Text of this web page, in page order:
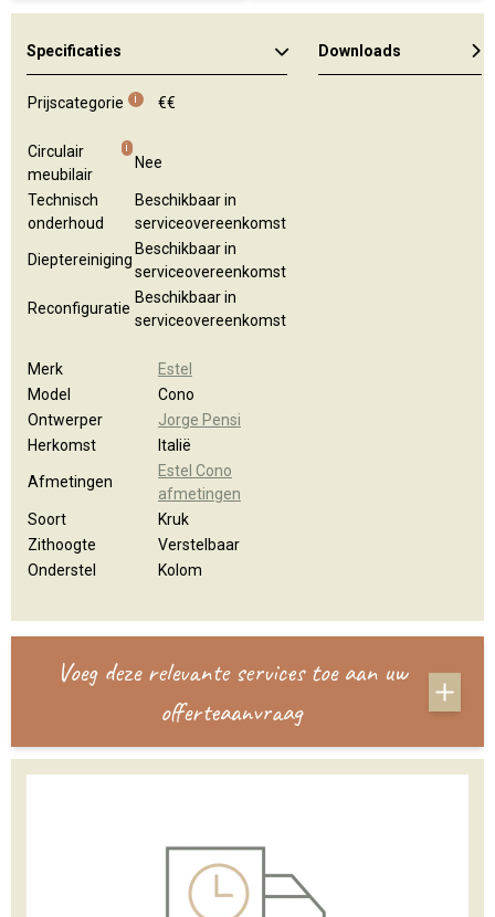
Specificaties
Prijscategorie i €€
Circulair
meubilair
i
Nee
Technisch
onderhoud
Beschikbaar in
serviceovereenkomst
Dieptereiniging
Beschikbaar in
serviceovereenkomst
Reconfiguratie
Beschikbaar in
serviceovereenkomst
Merk
Estel
Model
Cono
Ontwerper
Jorge Pensi
Herkomst
Italië
Afmetingen
Estel Cono
afmetingen
Soort
Kruk
Zithoogte
Verstelbaar
Onderstel
Kolom
Downloads
Voeg deze relevante services toe aan uw
offerteaanvraag